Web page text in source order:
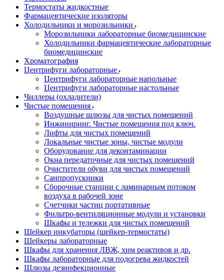
Термостаты жидкостные
Фармацевтические изоляторы
Холодильники и морозильники
Морозильники лабораторные биомедицинские
Холодильники фармацевтические лабораторные
биомедицинские
Хроматография
Центрифуги лабораторные
Центрифуги лабораторные напольные
Центрифуги лабораторные настольные
Чиллеры (охладители)
Чистые помещения
Воздушные шлюзы для чистых помещений
Инжиниринг. Чистые помещения под ключ.
Лифты для чистых помещений
Локальные чистые зоны, чистые модули
Оборудование для деконтаминации
Окна передаточные для чистых помещений
Очистители обуви для чистых помещений
Санпропускники
Сборочные станции с ламинарным потоком
воздуха в рабочей зоне
Счетчики частиц портативные
Фильтро-вентиляционные модули и установки
Шкафы и тележки для чистых помещений
Шейкер инкубаторы (шейкер-термостаты)
Шейкеры лабораторные
Шкафы для хранения ЛВЖ, хим реактивов и др.
Шкафы лабораторные для подогрева жидкостей
Шлюзы дезинфекционные